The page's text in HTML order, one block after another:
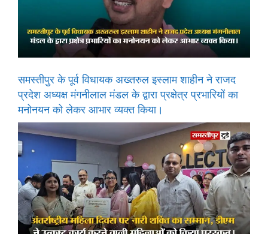
समस्तीपुर के पूर्व विधायक अख्तरुल इस्लाम शाहीन ने राजद
प्रदेश अध्यक्ष मंगनीलाल मंडल के द्वारा प्रक्षेत्र प्रभारियों का
मनोनयन को लेकर आभार व्यक्त किया।